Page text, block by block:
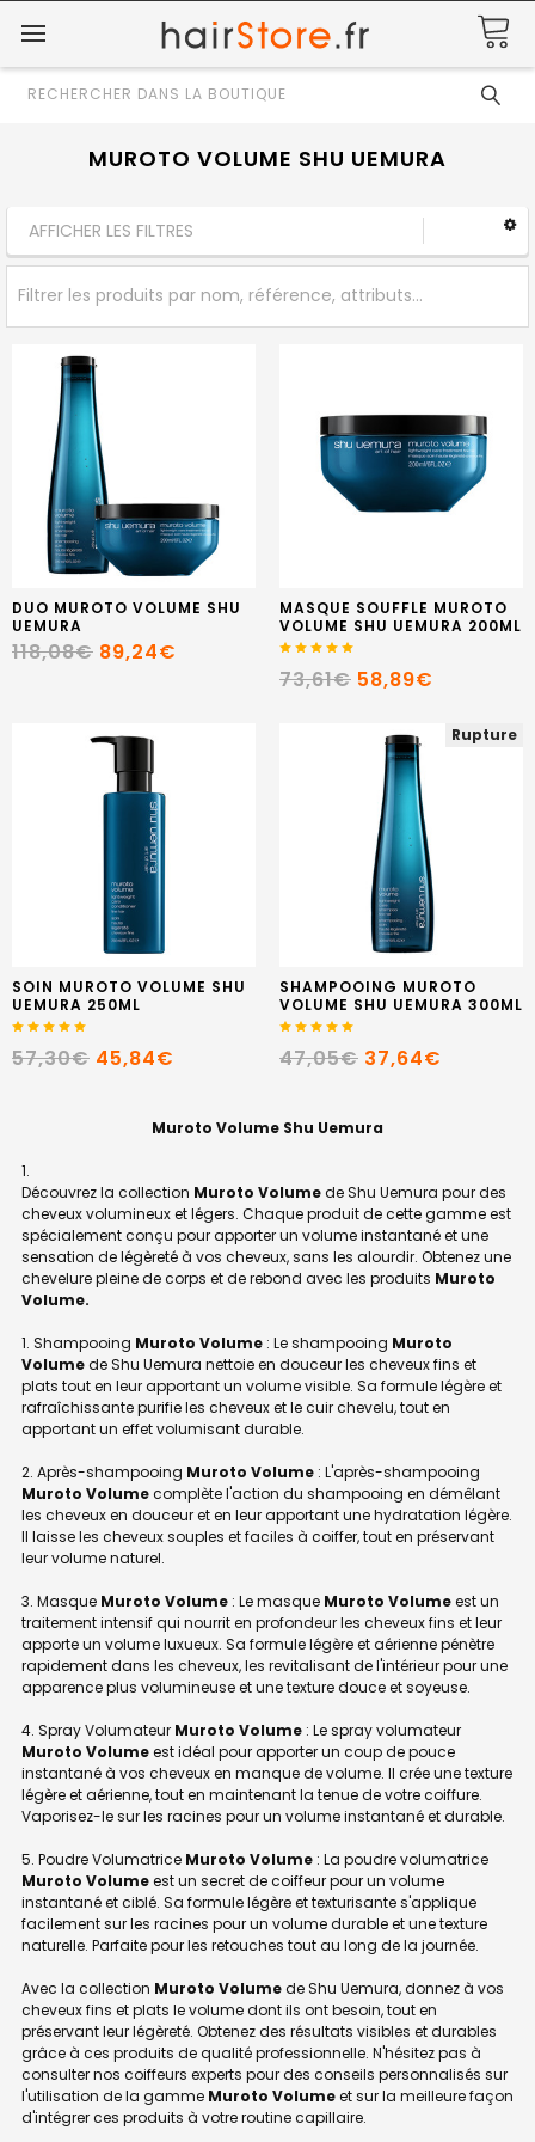
Rechercher
MUROTO VOLUME SHU UEMURA
AFFICHER LES FILTRES
DUO MUROTO VOLUME SHU
UEMURA
118,08€ 89,24€
MASQUE SOUFFLE MUROTO
VOLUME SHU UEMURA 200ML
73,61€ 58,89€
SOIN MUROTO VOLUME SHU
UEMURA 250ML
57,30€ 45,84€
Rupture
SHAMPOOING MUROTO
VOLUME SHU UEMURA 300ML
47,05€ 37,64€
Muroto Volume Shu Uemura
Découvrez la collection Muroto Volumede Shu Uemura pour des
cheveux volumineux et légers. Chaque produit de cette gamme est
spécialement conçu pour apporter un volume instantané et une
sensation de légèreté à vos cheveux, sans les alourdir. Obtenez une
chevelure pleine de corps et de rebond avec les produits Muroto
Volume.
1. Shampooing Muroto Volume : Le shampooing Muroto
Volumede Shu Uemura nettoie en douceur les cheveux fins et
plats tout en leur apportant un volume visible. Sa formule légère et
rafraîchissante purifie les cheveux et le cuir chevelu, tout en
apportant un effet volumisant durable.
2. Après-shampooing Muroto Volume : L'après-shampooing
Muroto Volumecomplète l'action du shampooing en démêlant
les cheveux en douceur et en leur apportant une hydratation légère.
Il laisse les cheveux souples et faciles à coiffer, tout en préservant
leur volume naturel.
3. Masque Muroto Volume : Le masque Muroto Volumeest un
traitement intensif qui nourrit en profondeur les cheveux fins et leur
apporte un volume luxueux. Sa formule légère et aérienne pénètre
rapidement dans les cheveux, les revitalisant de l'intérieur pour une
apparence plus volumineuse et une texture douce et soyeuse.
4. Spray Volumateur Muroto Volume : Le spray volumateur
Muroto Volumeest idéal pour apporter un coup de pouce
instantané à vos cheveux en manque de volume. Il crée une texture
légère et aérienne, tout en maintenant la tenue de votre coiffure.
Vaporisez-le sur les racines pour un volume instantané et durable.
5. Poudre Volumatrice Muroto Volume : La poudre volumatrice
Muroto Volumeest un secret de coiffeur pour un volume
instantané et ciblé. Sa formule légère et texturisante s'applique
facilement sur les racines pour un volume durable et une texture
naturelle. Parfaite pour les retouches tout au long de la journée.
Avec la collection Muroto Volumede Shu Uemura, donnez à vos
cheveux fins et plats le volume dont ils ont besoin, tout en
préservant leur légèreté. Obtenez des résultats visibles et durables
grâce à ces produits de qualité professionnelle. N'hésitez pas à
consulter nos coiffeurs experts pour des conseils personnalisés sur
l'utilisation de la gamme Muroto Volumeet sur la meilleure façon
d'intégrer ces produits à votre routine capillaire.